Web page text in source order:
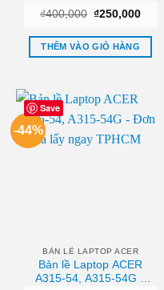
Tại Nhà
₫400,000 Giá
là:
₫400,000.
₫250,000Giá
tại
THÊM VÀO GIỎ HÀNG
Save
-44%
BẢN LỀ LAPTOP ACER
Bản lề Laptop ACER
A315-54, A315-54G –